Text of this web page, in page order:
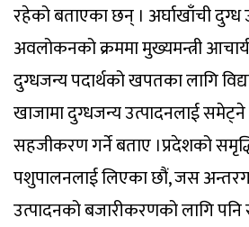
रहेको बताएका छन् । अर्घाखाँची दुग्ध
अवलोकनको क्रममा मुख्यमन्त्री
दुग्धजन्य पदार्थको खपतका लागि
खाजामा दुग्धजन्य उत्पादनलाई
सहजीकरण गर्ने बताए ।प्रदेशको
पशुपालनलाई लिएका छौं, जस
उत्पादनको बजारीकरणको लागि